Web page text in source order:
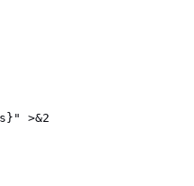
>&2